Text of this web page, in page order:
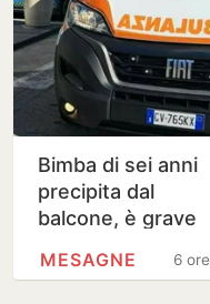
Bimba di sei anni
precipita dal
balcone, è grave
6 ore
MESAGNE